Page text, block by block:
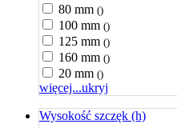
80 mm ()
100 mm ()
125 mm ()
160 mm ()
20 mm ()
więcej...ukryj
Wysokość szczęk (h)